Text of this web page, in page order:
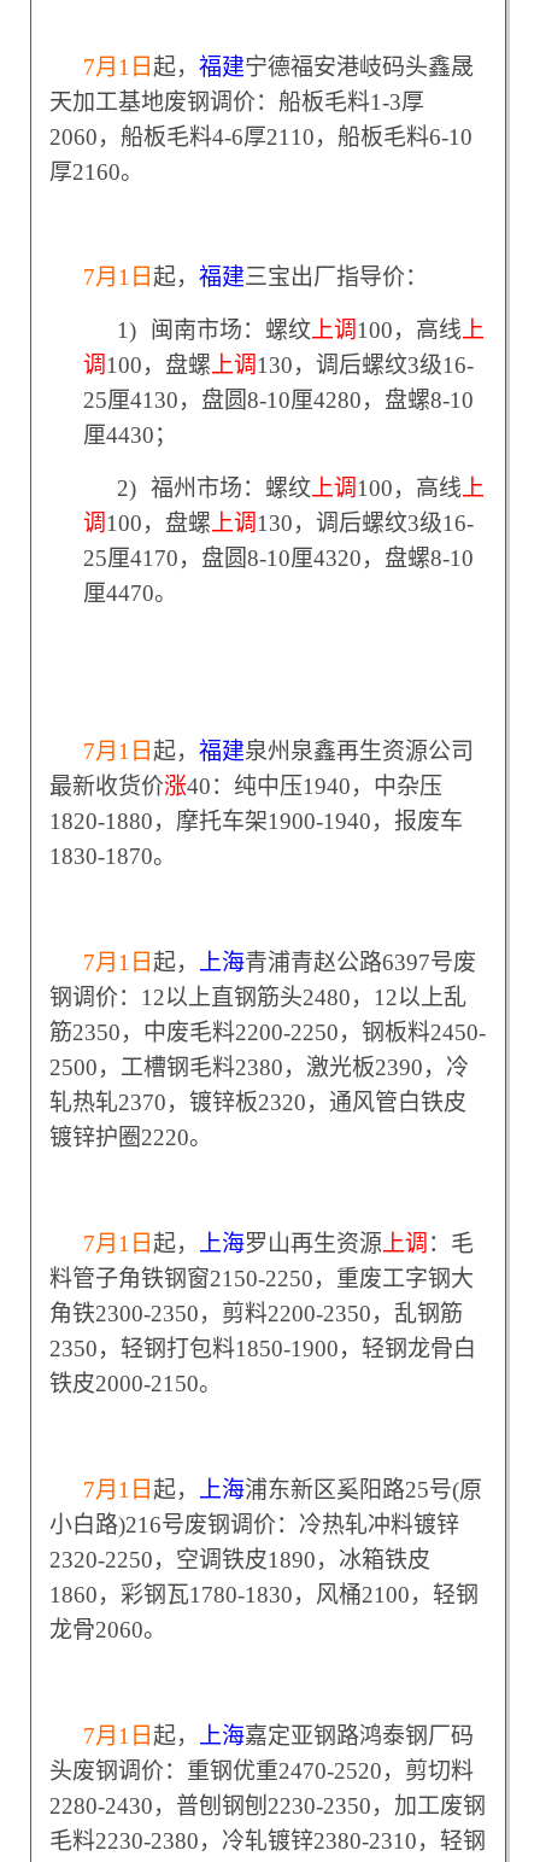
7月1日 起， 福建宁德福安港岐码头鑫晟
天加工基地废钢调价：船板毛料1-3厚
2060，船板毛料4-6厚2110，船板毛料6-10
厚2160。
7月1日 起， 福建三宝出厂指导价：
1) 闽南市场：螺纹 上调100，高线 上
调100，盘螺 上调130，调后螺纹3级16-
25厘4130，盘圆8-10厘4280，盘螺8-10
厘4430；
2) 福州市场：螺纹 上调100，高线 上
调100，盘螺 上调130，调后螺纹3级16-
25厘4170，盘圆8-10厘4320，盘螺8-10
厘4470。
7月1日 起， 福建泉州泉鑫再生资源公司
最新收货价涨40：纯中压1940，中杂压
1820-1880，摩托车架1900-1940，报废车
1830-1870。
7月1日 起， 上海青浦青赵公路6397号废
钢调价：12以上直钢筋头2480，12以上乱
筋2350，中废毛料2200-2250，钢板料2450-
2500，工槽钢毛料2380，激光板2390，冷
轧热轧2370，镀锌板2320，通风管白铁皮
镀锌护圈2220。
7月1日 起， 上海罗山再生资源 上调 ：毛
料管子角铁钢窗2150-2250，重废工字钢大
角铁2300-2350，剪料2200-2350，乱钢筋
2350，轻钢打包料1850-1900，轻钢龙骨白
铁皮2000-2150。
7月1日 起， 上海浦东新区奚阳路25号(原
小白路)216号废钢调价：冷热轧冲料镀锌
2320-2250，空调铁皮1890，冰箱铁皮
1860，彩钢瓦1780-1830，风桶2100，轻钢
龙骨2060。
7月1日 起， 上海嘉定亚钢路鸿泰钢厂码
头废钢调价：重钢优重2470-2520，剪切料
2280-2430，普刨钢刨2230-2350，加工废钢
毛料2230-2380，冷轧镀锌2380-2310，轻钢